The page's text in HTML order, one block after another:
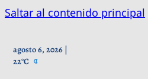
Saltar al contenido principal
agosto 6, 2026 |
22°C